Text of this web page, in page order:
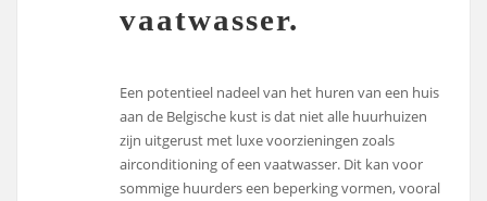
vaatwasser.
Een potentieel nadeel van het huren van een huis
aan de Belgische kust is dat niet alle huurhuizen
zijn uitgerust met luxe voorzieningen zoals
airconditioning of een vaatwasser. Dit kan voor
sommige huurders een beperking vormen, vooral